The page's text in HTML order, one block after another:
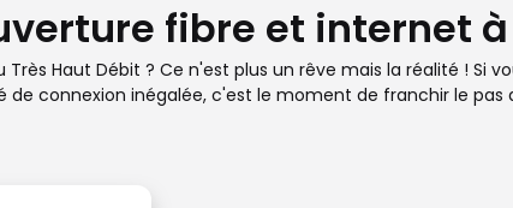
fibre et internet
Haut Débit ? Ce n'est plus un rêve mais la réalité ! Si
connexion inégalée, c'est le moment de franchir le pas